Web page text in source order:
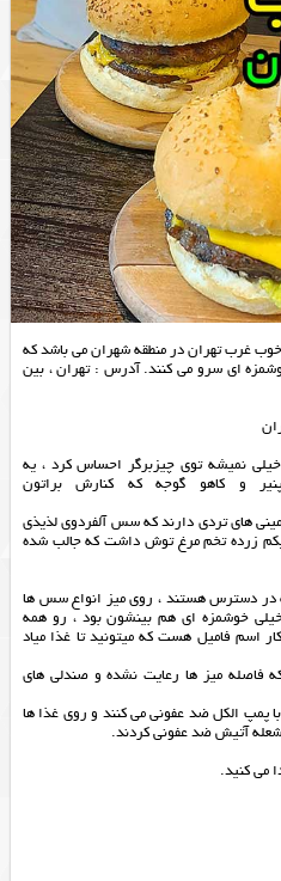
غرب تهران در منطقه شهران می باشد که
ای سرو می کنند. آدرس : تهران ، بین
نمیشه توی چیزبرگر احساس کرد ، یه
و کاهو گوجه که کنارش براتون
های تردی دارند که سس آلفردوی لذیذی
زرده تخم مرغ توش داشت که جالب شده
دسترس هستند ، روی میز انواع سس ها
خوشمزه ای هم بینشون بود ، رو همه
اسم فامیل هست که میتونید تا غذا میاد
فاصله میز ها رعایت نشده و صندلی های
پمپ الکل ضد عفونی می کنند و روی غذا ها
شعله آتیش ضد عفونی کردند.
می کنید.